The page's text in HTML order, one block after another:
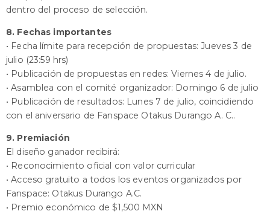
dentro del proceso de selección.
8. Fechas importantes
• Fecha límite para recepción de propuestas: Jueves 3 de
julio (23:59 hrs)
• Publicación de propuestas en redes: Viernes 4 de julio.
• Asamblea con el comité organizador: Domingo 6 de julio
• Publicación de resultados: Lunes 7 de julio, coincidiendo
con el aniversario de Fanspace Otakus Durango A. C..
9. Premiación
El diseño ganador recibirá:
• Reconocimiento oficial con valor curricular
• Acceso gratuito a todos los eventos organizados por
Fanspace: Otakus Durango A.C.
• Premio económico de $1,500 MXN